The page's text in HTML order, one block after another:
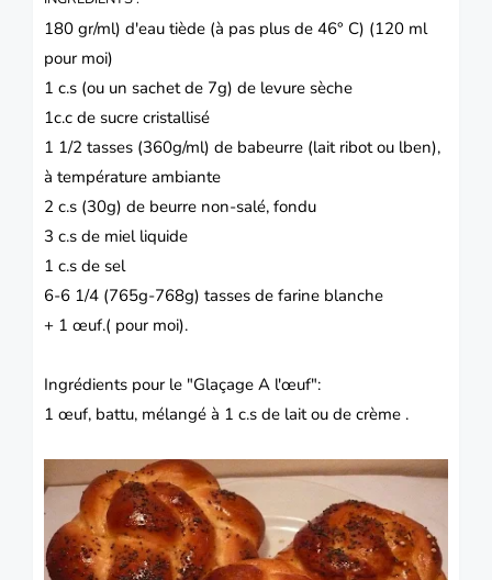
180 gr/ml) d'eau tiède (à pas plus de 46° C) (120 ml
pour moi)
1 c.s (ou un sachet de 7g) de levure sèche
1c.c de sucre cristallisé
1 1/2 tasses (360g/ml) de babeurre (lait ribot ou lben),
à température ambiante
2 c.s (30g) de beurre non-salé, fondu
3 c.s de miel liquide
1 c.s de sel
6-6 1/4 (765g-768g) tasses de farine blanche
+ 1 œuf.( pour moi).
Ingrédients pour le "Glaçage A l'œuf":
1 œuf, battu, mélangé à 1 c.s de lait ou de crème .